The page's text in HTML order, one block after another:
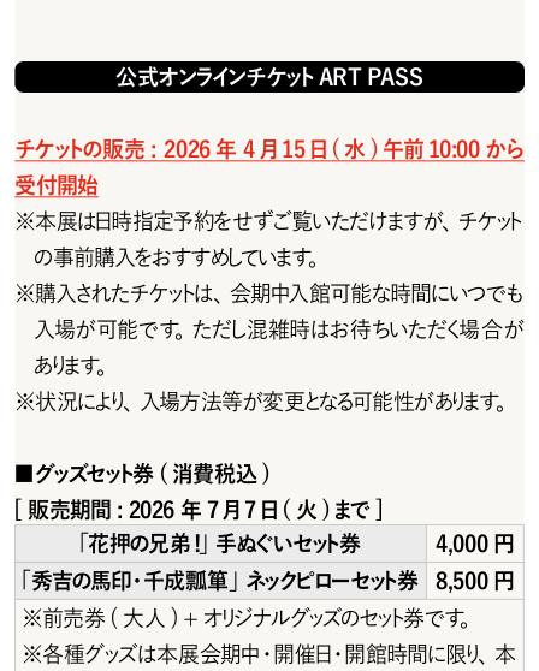
公式オンラインチケットART PASS
チケットの販売: 2026年4月15日(水)午前10:00から
受付開始
※本展は日時指定予約をせずご覧いただけますが、チケット
の事前購入をおすすめしています。
※購入されたチケットは、会期中入館可能な時間にいつでも
入場が可能です。ただし混雑時はお待ちいただく場合が
あります。
※状 況により、入 場 方 法 等が 変 更となる可 能 性 があります。
■ グッズセット券 ( 消 費 税 込 )
[ 販売期間 : 2026 年 7 月7日( 火 )まで ]
「 花 押 の兄 弟 !」手 ぬぐい セット券
4,000円
「 秀 吉 の 馬 印・千 成 瓢 箪 」ネックピロー セット券
8,500円
※前 売 券 ( 大 人 )   + オリジ ナル グッズ の セット券 で す。
※各種グッズは本展会期中・開催日・開館時間に限り、本